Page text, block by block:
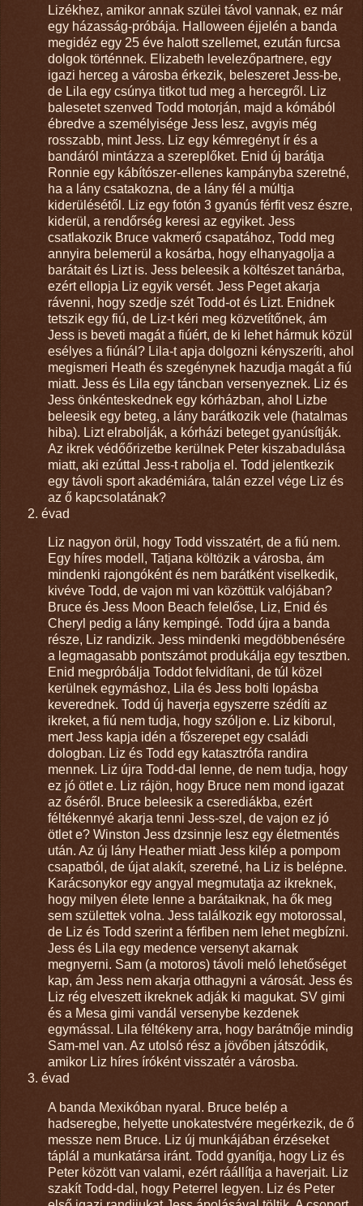
Lizékhez, amikor annak szülei távol vannak, ez már
egy házasság-próbája. Halloween éjjelén a banda
megidéz egy 25 éve halott szellemet, ezután furcsa
dolgok történnek. Elizabeth levelezőpartnere, egy
igazi herceg a városba érkezik, beleszeret Jess-be,
de Lila egy csúnya titkot tud meg a hercegről. Liz
balesetet szenved Todd motorján, majd a kómából
ébredve a személyisége Jess lesz, avgyis még
rosszabb, mint Jess. Liz egy kémregényt ír és a
bandáról mintázza a szereplőket. Enid új barátja
Ronnie egy kábítószer-ellenes kampányba szeretné,
ha a lány csatakozna, de a lány fél a múltja
kiderülésétől. Liz egy fotón 3 gyanús férfit vesz észre,
kiderül, a rendőrség keresi az egyiket. Jess
csatlakozik Bruce vakmerő csapatához, Todd meg
annyira belemerül a kosárba, hogy elhanyagolja a
barátait és Lizt is. Jess beleesik a költészet tanárba,
ezért ellopja Liz egyik versét. Jess Peget akarja
rávenni, hogy szedje szét Todd-ot és Lizt. Enidnek
tetszik egy fiú, de Liz-t kéri meg közvetítőnek, ám
Jess is beveti magát a fiúért, de ki lehet hármuk közül
esélyes a fiúnál? Lila-t apja dolgozni kényszeríti, ahol
megismeri Heath és szegénynek hazudja magát a fiú
miatt. Jess és Lila egy táncban versenyeznek. Liz és
Jess önkénteskednek egy kórházban, ahol Lizbe
beleesik egy beteg, a lány barátkozik vele (hatalmas
hiba). Lizt elrabolják, a kórházi beteget gyanúsítják.
Az ikrek védőőrizetbe kerülnek Peter kiszabadulása
miatt, aki ezúttal Jess-t rabolja el. Todd jelentkezik
egy távoli sport akadémiára, talán ezzel vége Liz és
az ő kapcsolatának?
évad
Liz nagyon örül, hogy Todd visszatért, de a fiú nem.
Egy híres modell, Tatjana költözik a városba, ám
mindenki rajongóként és nem barátként viselkedik,
kivéve Todd, de vajon mi van közöttük valójában?
Bruce és Jess Moon Beach felelőse, Liz, Enid és
Cheryl pedig a lány kempingé. Todd újra a banda
része, Liz randizik. Jess mindenki megdöbbenésére
a legmagasabb pontszámot produkálja egy tesztben.
Enid megpróbálja Toddot felvidítani, de túl közel
kerülnek egymáshoz, Lila és Jess bolti lopásba
keverednek. Todd új haverja egyszerre szédíti az
ikreket, a fiú nem tudja, hogy szóljon e. Liz kiborul,
mert Jess kapja idén a főszerepet egy családi
dologban. Liz és Todd egy katasztrófa randira
mennek. Liz újra Todd-dal lenne, de nem tudja, hogy
ez jó ötlet e. Liz rájön, hogy Bruce nem mond igazat
az őséről. Bruce beleesik a cserediákba, ezért
féltékennyé akarja tenni Jess-szel, de vajon ez jó
ötlet e? Winston Jess dzsinnje lesz egy életmentés
után. Az új lány Heather miatt Jess kilép a pompom
csapatból, de újat alakít, szeretné, ha Liz is belépne.
Karácsonykor egy angyal megmutatja az ikreknek,
hogy milyen élete lenne a barátaiknak, ha ők meg
sem születtek volna. Jess találkozik egy motorossal,
de Liz és Todd szerint a férfiben nem lehet megbízni.
Jess és Lila egy medence versenyt akarnak
megnyerni. Sam (a motoros) távoli meló lehetőséget
kap, ám Jess nem akarja otthagyni a városát. Jess és
Liz rég elveszett ikreknek adják ki magukat. SV gimi
és a Mesa gimi vandál versenybe kezdenek
egymással. Lila féltékeny arra, hogy barátnője mindig
Sam-mel van. Az utolsó rész a jövőben játszódik,
amikor Liz híres íróként visszatér a városba.
évad
A banda Mexikóban nyaral. Bruce belép a
hadseregbe, helyette unokatestvére megérkezik, de ő
messze nem Bruce. Liz új munkájában érzéseket
táplál a munkatársa iránt. Todd gyanítja, hogy Liz és
Peter között van valami, ezért ráállítja a haverjait. Liz
szakít Todd-dal, hogy Peterrel legyen. Liz és Peter